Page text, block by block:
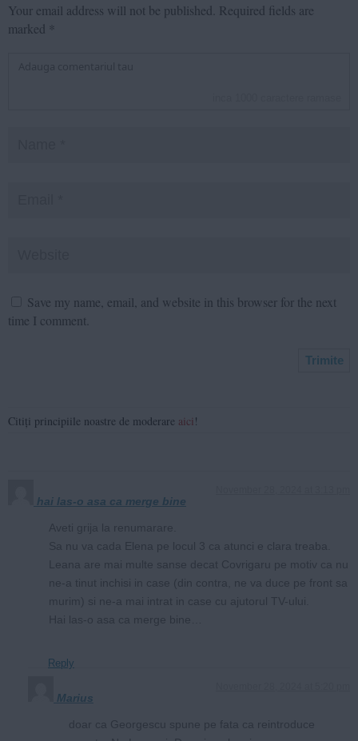
Your email address will not be published. Required fields are
marked *
Save my name, email, and website in this browser for the next
time I comment.
Citiți principiile noastre de moderare aici !
hai las-o asa ca merge bine
Reply
Marius